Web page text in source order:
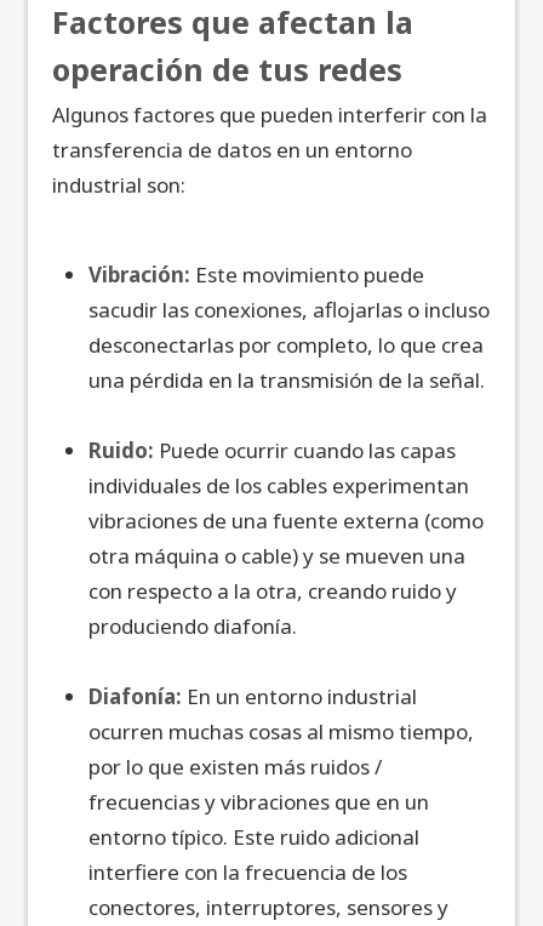
Factores que afectan la
operación de tus redes
Algunos factores que pueden interferir con la
transferencia de datos en un entorno
industrial son:
Vibración: Este movimiento puede
sacudir las conexiones, aflojarlas o incluso
desconectarlas por completo, lo que crea
una pérdida en la transmisión de la señal.
Ruido: Puede ocurrir cuando las capas
individuales de los cables experimentan
vibraciones de una fuente externa (como
otra máquina o cable) y se mueven una
con respecto a la otra, creando ruido y
produciendo diafonía.
Diafonía: En un entorno industrial
ocurren muchas cosas al mismo tiempo,
por lo que existen más ruidos /
frecuencias y vibraciones que en un
entorno típico. Este ruido adicional
interfiere con la frecuencia de los
conectores, interruptores, sensores y